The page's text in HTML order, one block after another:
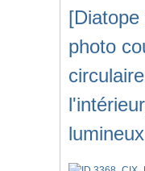
[Diatope
photo